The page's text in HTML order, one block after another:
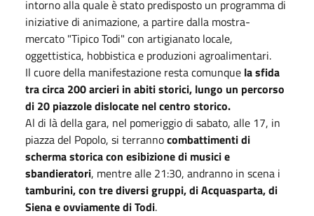
intorno alla quale è stato predisposto un programma di
iniziative di animazione, a partire dalla mostra-
mercato "Tipico Todi" con artigianato locale,
oggettistica, hobbistica e produzioni agroalimentari.
Il cuore della manifestazione resta comunque la sfida
tra circa 200 arcieri in abiti storici, lungo un percorso
di 20 piazzole dislocate nel centro storico.
Al di là della gara, nel pomeriggio di sabato, alle 17, in
piazza del Popolo, si terrannocombattimenti di
scherma storica con esibizione di musici e
sbandieratori, mentre alle 21:30, andranno in scena i
tamburini, con tre diversi gruppi, di Acquasparta, di
Siena e ovviamente di Todi.